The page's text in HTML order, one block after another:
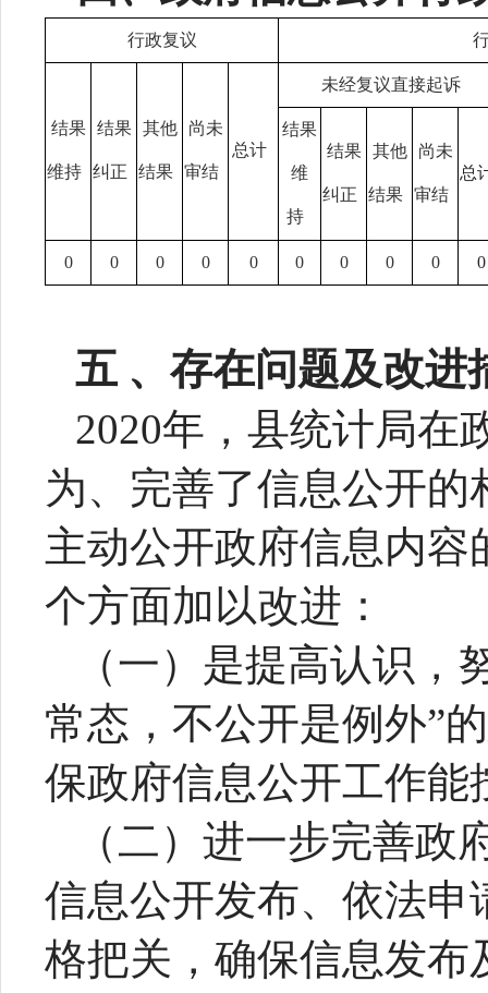
行政复议
结果
维持
结果
纠正
其他
结果
尚未
审结
总计
未经复议直接起诉
结果
维
持
结果
纠正
其他
结果
尚未
审结
总
0 0 0 0 0 0 0 0 0 0
五 、存在问题及改进
2020年，县统计局在
为、完善了信息公开
主动公开政府信息内
个方面加以改进：
（一）是提高认识
常态，不公开是例外”
保政府信息公开工作
（二）进一步完善
信息公开发布、依法
格把关，确保信息发